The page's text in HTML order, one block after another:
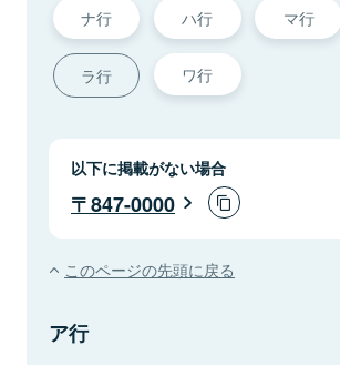
ナ行 ハ行 マ行
ラ行 ワ行
以下に掲載がない場合
847-0000
このページの先頭に戻る
ア行